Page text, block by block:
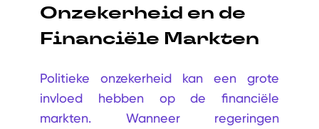
Onzekerheid en de
Financiële Markten
Politieke onzekerheid kan een grote
invloed hebben op de financiële
markten. Wanneer regeringen